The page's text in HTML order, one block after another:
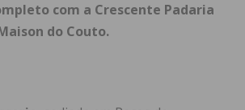
com a Crescente Padaria
do Couto.